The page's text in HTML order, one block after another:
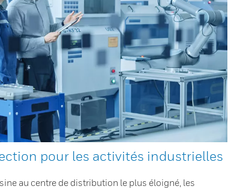
pour les activités industrielles
au centre de distribution le plus éloigné, les